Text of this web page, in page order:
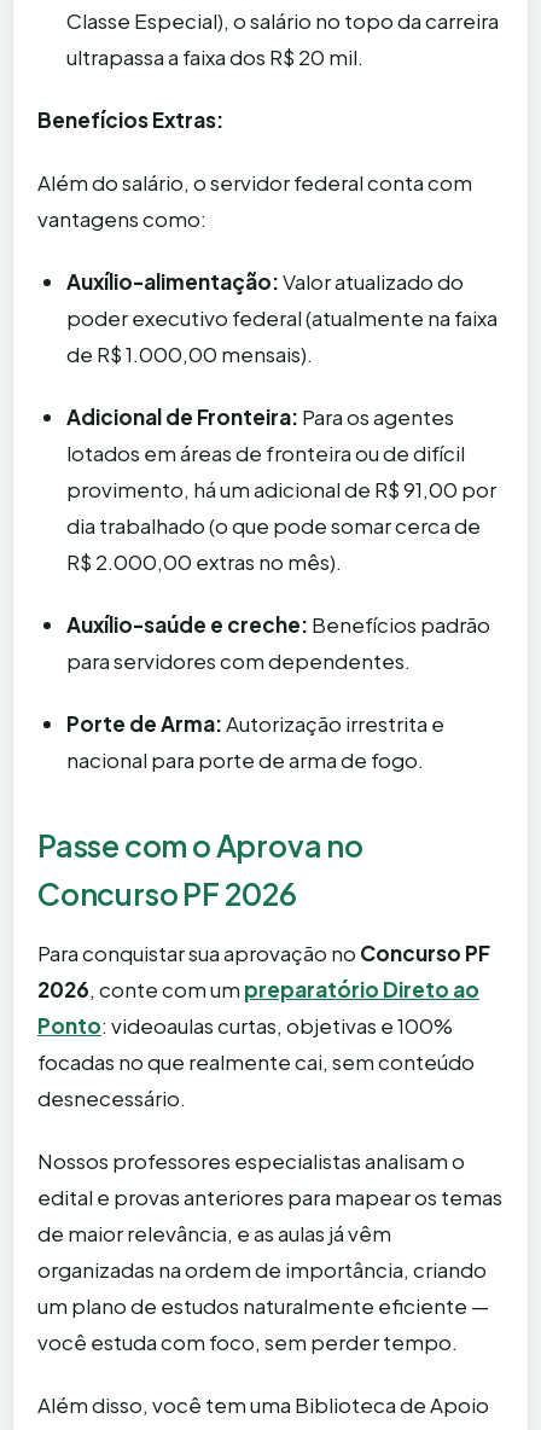
Classe Especial), o salário no topo da carreira
ultrapassa a faixa dos R$ 20 mil.
Benefícios Extras:
Além do salário, o servidor federal conta com
vantagens como:
Auxílio-alimentação:Valor atualizado do
poder executivo federal (atualmente na faixa
de R$ 1.000,00 mensais).
Adicional de Fronteira: Para os agentes
lotados em áreas de fronteira ou de difícil
provimento, há um adicional de R$ 91,00 por
dia trabalhado (o que pode somar cerca de
R$ 2.000,00 extras no mês).
Auxílio-saúde e creche: Benefícios padrão
para servidores com dependentes.
Porte de Arma:Autorização irrestrita e
nacional para porte de arma de fogo.
Passe com o Aprova no
Concurso PF 2026
Para conquistar sua aprovação no Concurso PF
2026, conte com um preparatório Direto ao
Ponto: videoaulas curtas, objetivas e 100%
focadas no que realmente cai, sem conteúdo
desnecessário.
Nossos professores especialistas analisam o
edital e provas anteriores para mapear os temas
de maior relevância, e as aulas já vêm
organizadas na ordem de importância, criando
um plano de estudos naturalmente eficiente —
você estuda com foco, sem perder tempo.
Além disso, você tem uma Biblioteca de Apoio